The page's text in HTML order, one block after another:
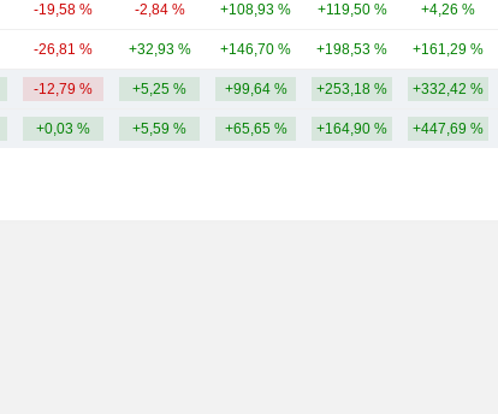
-19,58 % -2,84 % +108,93 % +119,50 % +4,26 %
-26,81 % +32,93 % +146,70 % +198,53 % +161,29 %
-12,79 % +5,25 % +99,64 % +253,18 % +332,42 %
+0,03 % +5,59 % +65,65 % +164,90 % +447,69 %